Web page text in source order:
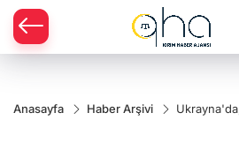
Anasayfa Haber Arşivi